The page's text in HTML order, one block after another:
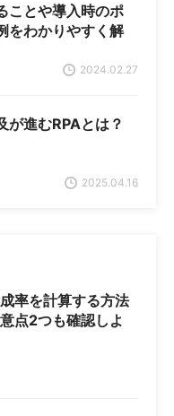
ことや導入時のポ
をわかりやすく解
2024.02.27
が進むRPAとは？
2025.04.16
率を計算する方法
点2つも確認しよ